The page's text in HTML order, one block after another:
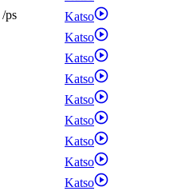
/ps
Katso
Katso
Katso
Katso
Katso
Katso
Katso
Katso
Katso